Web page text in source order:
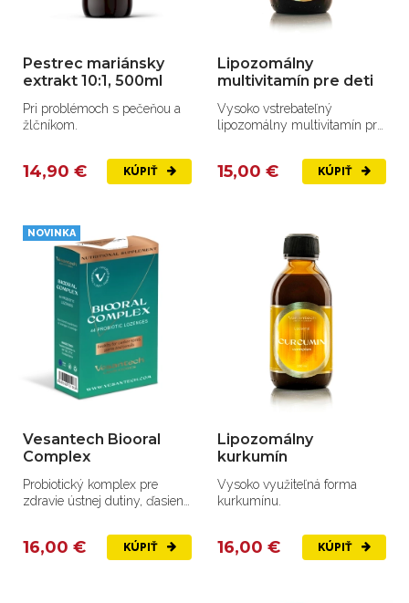
Pestrec mariánsky
extrakt 10:1, 500ml
Pri problémoch s pečeňou a
žlčníkom.
14,90 € KÚPIŤ
Lipozomálny
multivitamín pre deti
Vysoko vstrebateľný
lipozomálny multivitamín pre
15,00 € KÚPIŤ
NOVINKA
Vesantech Biooral
Complex
Probiotický komplex pre
zdravie ústnej dutiny, ďasien,
16,00 € KÚPIŤ
Lipozomálny
kurkumín
Vysoko využiteľná forma
kurkumínu.
16,00 € KÚPIŤ